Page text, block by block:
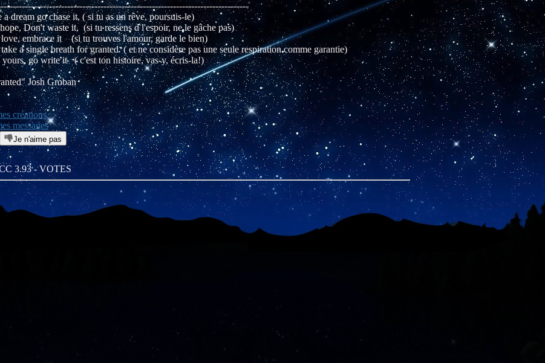
dream go chase it, ( si tu as un rêve, poursuis-le)
Don't waste it, (si tu ressens d l'espoir, ne le gâche pas)
embrace it (si tu trouves l'amour, garde le bien)
a single breath for granted ( et ne considère pas une seule respiration comme garantie)
yours, go write it ( c'est ton histoire, vas-y, écris-la!)
Josh Groban
créations
messages
Je n'aime pas
3.93 - VOTES